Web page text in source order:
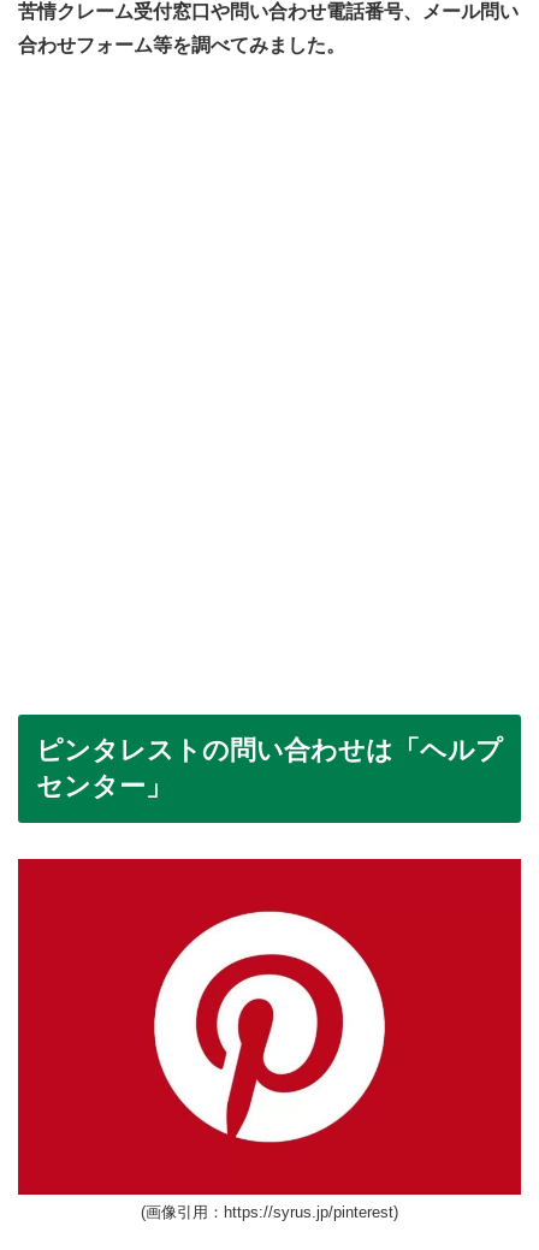
苦情クレーム受付窓口や問い合わせ電話番号、メール問い
合わせフォーム等を調べてみました。
ピンタレストの問い合わせは「ヘルプ
センター」
(画像引用：https://syrus.jp/pinterest)